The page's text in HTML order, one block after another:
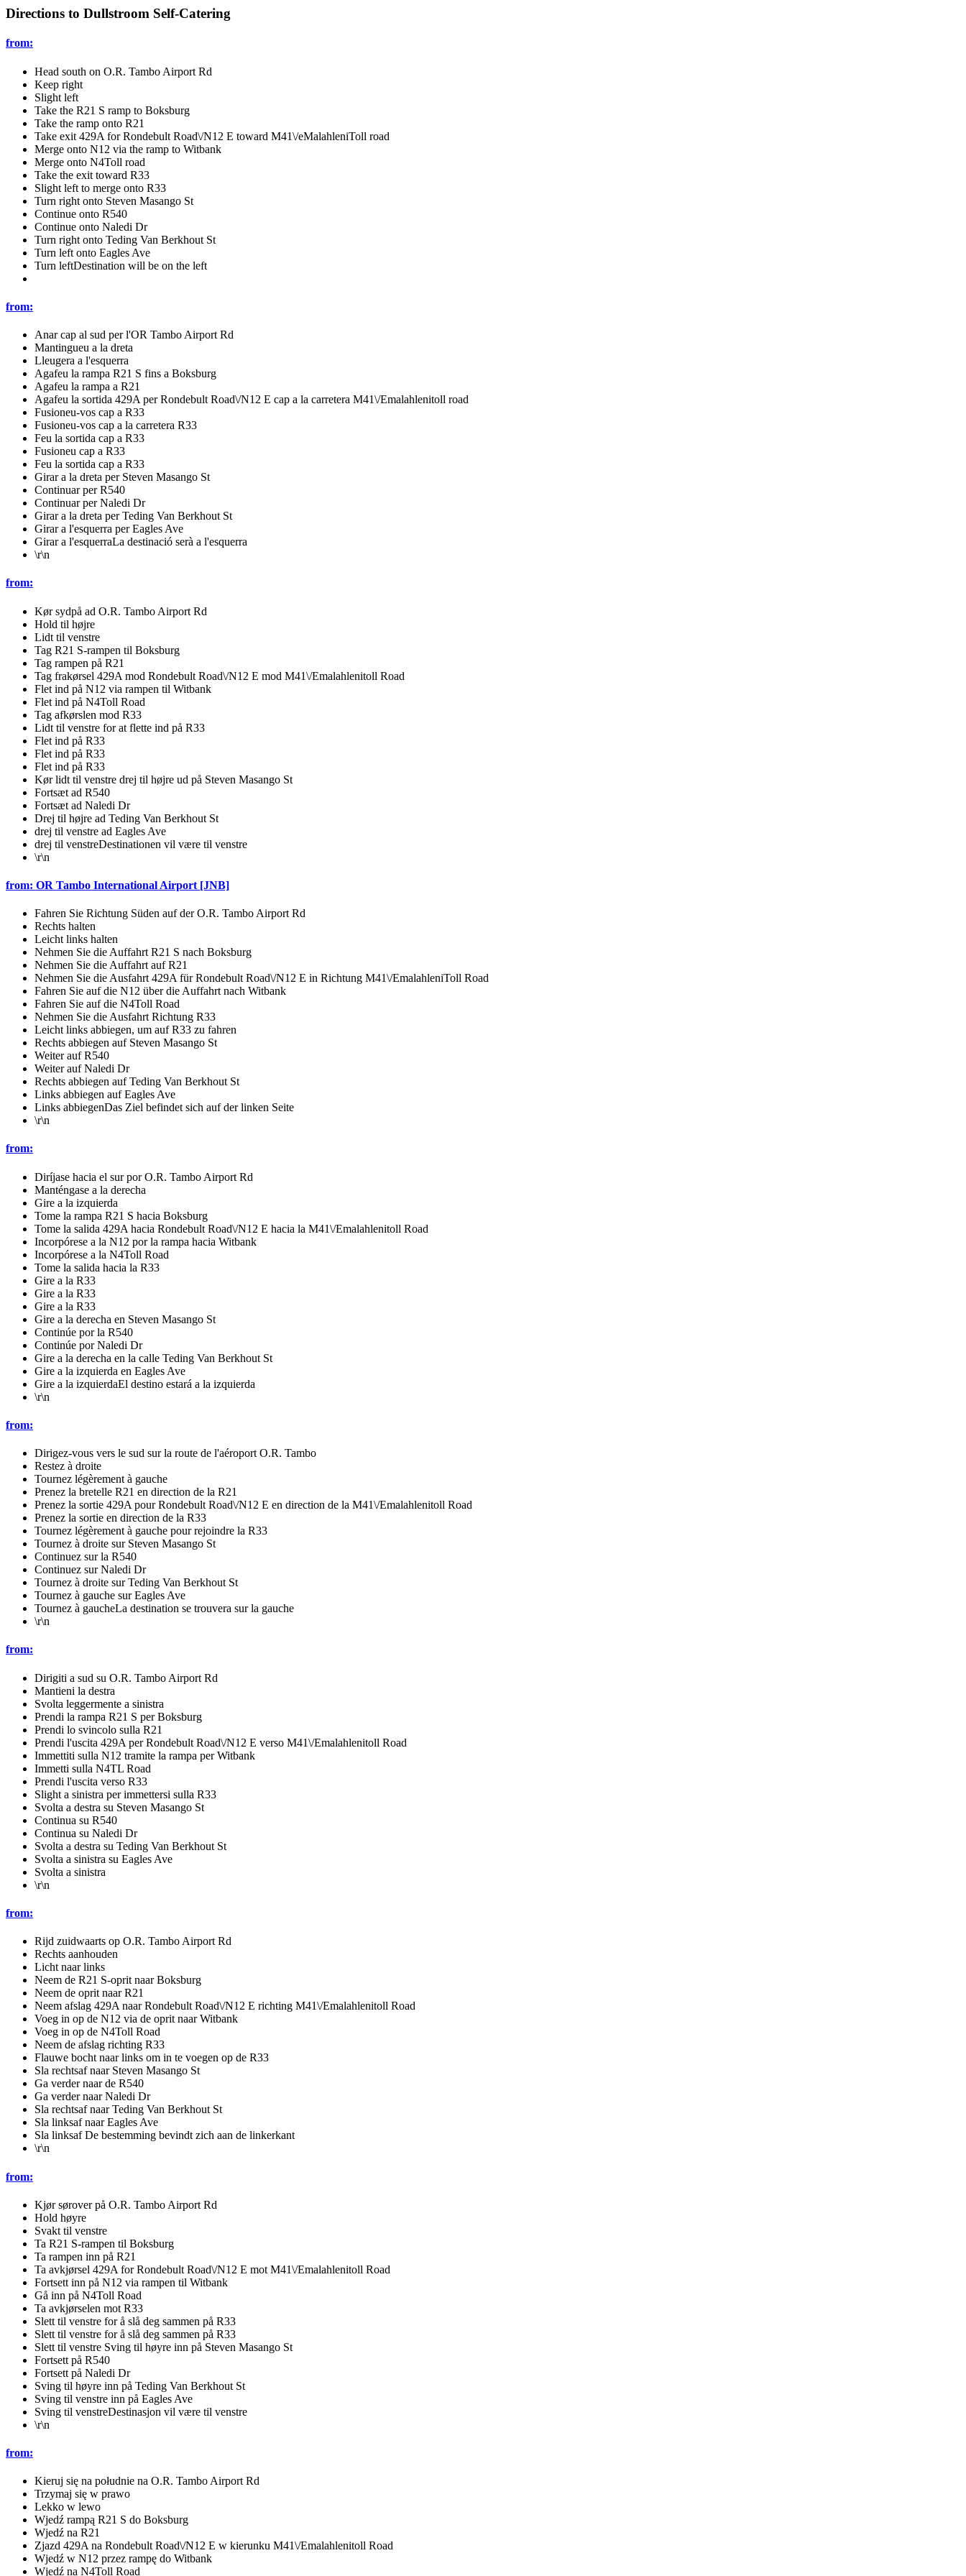
Directions to Dullstroom Self-Catering
from:
Head south on O.R. Tambo Airport Rd
Keep right
Slight left
Take the R21 S ramp to Boksburg
Take the ramp onto R21
Take exit 429A for Rondebult Road\/N12 E toward M41\/eMalahleniToll road
Merge onto N12 via the ramp to Witbank
Merge onto N4Toll road
Take the exit toward R33
Slight left to merge onto R33
Turn right onto Steven Masango St
Continue onto R540
Continue onto Naledi Dr
Turn right onto Teding Van Berkhout St
Turn left onto Eagles Ave
Turn leftDestination will be on the left
from:
Anar cap al sud per l'OR Tambo Airport Rd
Mantingueu a la dreta
Lleugera a l'esquerra
Agafeu la rampa R21 S fins a Boksburg
Agafeu la rampa a R21
Agafeu la sortida 429A per Rondebult Road\/N12 E cap a la carretera M41\/Emalahlenitoll road
Fusioneu-vos cap a R33
Fusioneu-vos cap a la carretera R33
Feu la sortida cap a R33
Fusioneu cap a R33
Feu la sortida cap a R33
Girar a la dreta per Steven Masango St
Continuar per R540
Continuar per Naledi Dr
Girar a la dreta per Teding Van Berkhout St
Girar a l'esquerra per Eagles Ave
Girar a l'esquerraLa destinació serà a l'esquerra
\r\n
from:
Kør sydpå ad O.R. Tambo Airport Rd
Hold til højre
Lidt til venstre
Tag R21 S-rampen til Boksburg
Tag rampen på R21
Tag frakørsel 429A mod Rondebult Road\/N12 E mod M41\/Emalahlenitoll Road
Flet ind på N12 via rampen til Witbank
Flet ind på N4Toll Road
Tag afkørslen mod R33
Lidt til venstre for at flette ind på R33
Flet ind på R33
Flet ind på R33
Flet ind på R33
Kør lidt til venstre drej til højre ud på Steven Masango St
Fortsæt ad R540
Fortsæt ad Naledi Dr
Drej til højre ad Teding Van Berkhout St
drej til venstre ad Eagles Ave
drej til venstreDestinationen vil være til venstre
\r\n
from: OR Tambo International Airport [JNB]
Fahren Sie Richtung Süden auf der O.R. Tambo Airport Rd
Rechts halten
Leicht links halten
Nehmen Sie die Auffahrt R21 S nach Boksburg
Nehmen Sie die Auffahrt auf R21
Nehmen Sie die Ausfahrt 429A für Rondebult Road\/N12 E in Richtung M41\/EmalahleniToll Road
Fahren Sie auf die N12 über die Auffahrt nach Witbank
Fahren Sie auf die N4Toll Road
Nehmen Sie die Ausfahrt Richtung R33
Leicht links abbiegen, um auf R33 zu fahren
Rechts abbiegen auf Steven Masango St
Weiter auf R540
Weiter auf Naledi Dr
Rechts abbiegen auf Teding Van Berkhout St
Links abbiegen auf Eagles Ave
Links abbiegenDas Ziel befindet sich auf der linken Seite
\r\n
from:
Diríjase hacia el sur por O.R. Tambo Airport Rd
Manténgase a la derecha
Gire a la izquierda
Tome la rampa R21 S hacia Boksburg
Tome la salida 429A hacia Rondebult Road\/N12 E hacia la M41\/Emalahlenitoll Road
Incorpórese a la N12 por la rampa hacia Witbank
Incorpórese a la N4Toll Road
Tome la salida hacia la R33
Gire a la R33
Gire a la R33
Gire a la R33
Gire a la derecha en Steven Masango St
Continúe por la R540
Continúe por Naledi Dr
Gire a la derecha en la calle Teding Van Berkhout St
Gire a la izquierda en Eagles Ave
Gire a la izquierdaEl destino estará a la izquierda
\r\n
from:
Dirigez-vous vers le sud sur la route de l'aéroport O.R. Tambo
Restez à droite
Tournez légèrement à gauche
Prenez la bretelle R21 en direction de la R21
Prenez la sortie 429A pour Rondebult Road\/N12 E en direction de la M41\/Emalahlenitoll Road
Prenez la sortie en direction de la R33
Tournez légèrement à gauche pour rejoindre la R33
Tournez à droite sur Steven Masango St
Continuez sur la R540
Continuez sur Naledi Dr
Tournez à droite sur Teding Van Berkhout St
Tournez à gauche sur Eagles Ave
Tournez à gaucheLa destination se trouvera sur la gauche
\r\n
from:
Dirigiti a sud su O.R. Tambo Airport Rd
Mantieni la destra
Svolta leggermente a sinistra
Prendi la rampa R21 S per Boksburg
Prendi lo svincolo sulla R21
Prendi l'uscita 429A per Rondebult Road\/N12 E verso M41\/Emalahlenitoll Road
Immettiti sulla N12 tramite la rampa per Witbank
Immetti sulla N4TL Road
Prendi l'uscita verso R33
Slight a sinistra per immettersi sulla R33
Svolta a destra su Steven Masango St
Continua su R540
Continua su Naledi Dr
Svolta a destra su Teding Van Berkhout St
Svolta a sinistra su Eagles Ave
Svolta a sinistra
\r\n
from:
Rijd zuidwaarts op O.R. Tambo Airport Rd
Rechts aanhouden
Licht naar links
Neem de R21 S-oprit naar Boksburg
Neem de oprit naar R21
Neem afslag 429A naar Rondebult Road\/N12 E richting M41\/Emalahlenitoll Road
Voeg in op de N12 via de oprit naar Witbank
Voeg in op de N4Toll Road
Neem de afslag richting R33
Flauwe bocht naar links om in te voegen op de R33
Sla rechtsaf naar Steven Masango St
Ga verder naar de R540
Ga verder naar Naledi Dr
Sla rechtsaf naar Teding Van Berkhout St
Sla linksaf naar Eagles Ave
Sla linksaf De bestemming bevindt zich aan de linkerkant
\r\n
from:
Kjør sørover på O.R. Tambo Airport Rd
Hold høyre
Svakt til venstre
Ta R21 S-rampen til Boksburg
Ta rampen inn på R21
Ta avkjørsel 429A for Rondebult Road\/N12 E mot M41\/Emalahlenitoll Road
Fortsett inn på N12 via rampen til Witbank
Gå inn på N4Toll Road
Ta avkjørselen mot R33
Slett til venstre for å slå deg sammen på R33
Slett til venstre for å slå deg sammen på R33
Slett til venstre Sving til høyre inn på Steven Masango St
Fortsett på R540
Fortsett på Naledi Dr
Sving til høyre inn på Teding Van Berkhout St
Sving til venstre inn på Eagles Ave
Sving til venstreDestinasjon vil være til venstre
\r\n
from:
Kieruj się na południe na O.R. Tambo Airport Rd
Trzymaj się w prawo
Lekko w lewo
Wjedź rampą R21 S do Boksburg
Wjedź na R21
Zjazd 429A na Rondebult Road\/N12 E w kierunku M41\/Emalahlenitoll Road
Wjedź w N12 przez rampę do Witbank
Wjedź na N4Toll Road